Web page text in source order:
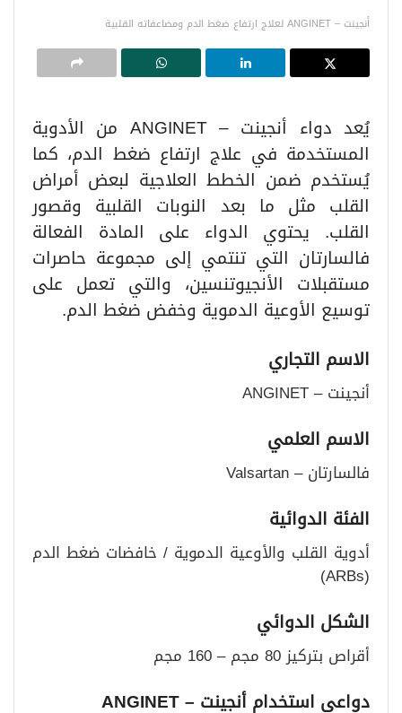
أنجينت – ANGINET لعلاج ارتفاع ضغط الدم ومضاعفاته القلبية
يُعد دواء أنجينت – ANGINET من الأدوية
المستخدمة في علاج ارتفاع ضغط الدم، كما
يُستخدم ضمن الخطط العلاجية لبعض أمراض
القلب مثل ما بعد النوبات القلبية وقصور
القلب. يحتوي الدواء على المادة الفعالة
فالسارتان التي تنتمي إلى مجموعة حاصرات
مستقبلات الأنجيوتنسين، والتي تعمل على
توسيع الأوعية الدموية وخفض ضغط الدم.
الاسم التجاري
أنجينت – ANGINET
الاسم العلمي
فالسارتان – Valsartan
الفئة الدوائية
أدوية القلب والأوعية الدموية / خافضات ضغط الدم
(ARBs)
الشكل الدوائي
أقراص بتركيز 80 مجم – 160 مجم
دواعي استخدام أنجينت – ANGINET